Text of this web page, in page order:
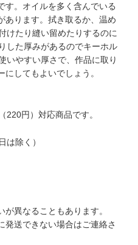
す。オイルを多く含んでいる
あります。拭き取るか、温め
けたり縫い留めたりするのに
した厚みがあるのでキーホル
いやすい厚さで、作品に取り
してもよいでしょう。
220円）対応商品です。
は除く）
異なることもあります。
送できない場合はご連絡さ